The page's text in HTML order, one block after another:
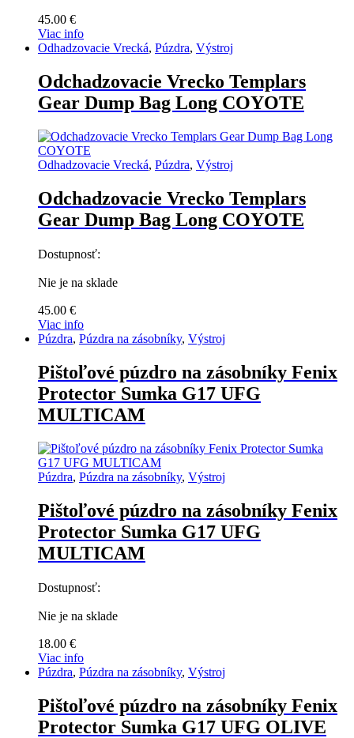
45.00 €
Viac info
Odhadzovacie Vrecká, Púzdra, Výstroj
Odchadzovacie Vrecko Templars
Gear Dump Bag Long COYOTE
Odhadzovacie Vrecká, Púzdra, Výstroj
Odchadzovacie Vrecko Templars
Gear Dump Bag Long COYOTE
Dostupnosť:
Nie je na sklade
45.00 €
Viac info
Púzdra, Púzdra na zásobníky, Výstroj
Pištoľové púzdro na zásobníky Fenix
Protector Sumka G17 UFG
MULTICAM
Púzdra, Púzdra na zásobníky, Výstroj
Pištoľové púzdro na zásobníky Fenix
Protector Sumka G17 UFG
MULTICAM
Dostupnosť:
Nie je na sklade
18.00 €
Viac info
Púzdra, Púzdra na zásobníky, Výstroj
Pištoľové púzdro na zásobníky Fenix
Protector Sumka G17 UFG OLIVE